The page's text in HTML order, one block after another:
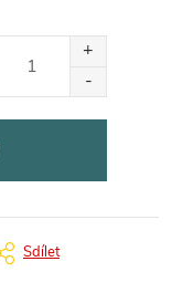
Sdílet